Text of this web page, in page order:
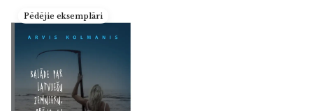
Pēdējie eksemplāri